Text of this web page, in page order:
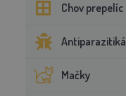
Chov prepelíc
Antiparazitiká
Mačky